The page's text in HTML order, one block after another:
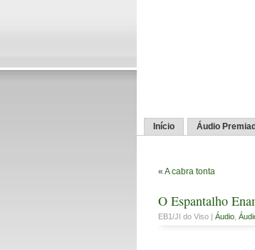
Início Áudio
« A cabra tonta
O Espantalho
EB1/JI do Viso | Áudio